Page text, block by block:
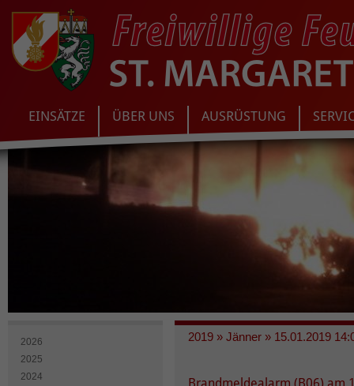
EINSÄTZE ÜBER UNS AUSRÜSTUNG
2026
2025
2024
2019 » Jänner » 15.01.2019